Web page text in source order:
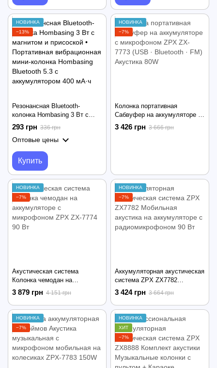
НОВИНКА
−13%
Резонансная Bluetooth-
колонка Hombasing 3 Вт с
магнитом и присоской •
Портативная вибрационная
мини-колонка Hombasing
400 мА·ч
293 грн 336 грн
Оптовые цены
Купить
НОВИНКА
−7%
Колонка портативная
Сабвуфер на аккумуляторе с
микрофоном ZPX ZX-7773
(USB · Bluetooth · FM)
3 426 грн 3 666 грн
НОВИНКА
−7%
Акустическая система
Колонка чемодан на
аккумуляторе с микрофоном
ZPX ZX-7774 90 Вт
3 879 грн 4 151 грн
НОВИНКА
−7%
Аккумуляторная акустическая
система ZPX ZX7782
Мобильная акустика на
аккумуляторе с
радиомикрофоном 90 Вт
3 424 грн 3 664 грн
НОВИНКА
−7%
НОВИНКА
ХИТ
−7%